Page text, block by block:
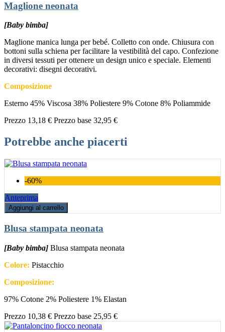
Maglione neonata
[Baby bimba]
Maglione manica lunga per bebé. Colletto con onde. Chiusura con
bottoni sulla schiena per facilitare la vestibilità del capo. Confezione
in diversi tessuti per ottenere un design unico e speciale. Elementi
decorativi: disegni decorativi.
Composizione
Esterno 45% Viscosa 38% Poliestere 9% Cotone 8% Poliammide
Prezzo 13,18 € Prezzo base 32,95 €
Potrebbe anche piacerti
-60%
Anteprima
Aggiungi al carrello
Blusa stampata neonata
[Baby bimba] Blusa stampata neonata
Colore: Pistacchio
Composizione:
97% Cotone 2% Poliestere 1% Elastan
Prezzo 10,38 € Prezzo base 25,95 €